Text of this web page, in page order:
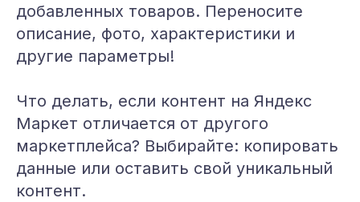
добавленных товаров. Переносите
описание, фото, характеристики и
другие параметры!
Что делать, если контент на Яндекс
Маркет отличается от другого
маркетплейса? Выбирайте: копировать
данные или оставить свой уникальный
контент.